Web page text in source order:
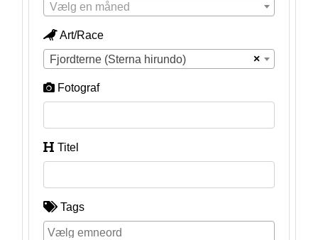
Vælg en måned
Art/Race
×
Fjordterne (Sterna hirundo)
Fotograf
Titel
Tags